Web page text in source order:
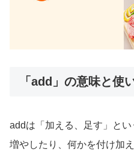
「add」の意味と使
addは「加える、足す」と
増やしたり、何かを付け加